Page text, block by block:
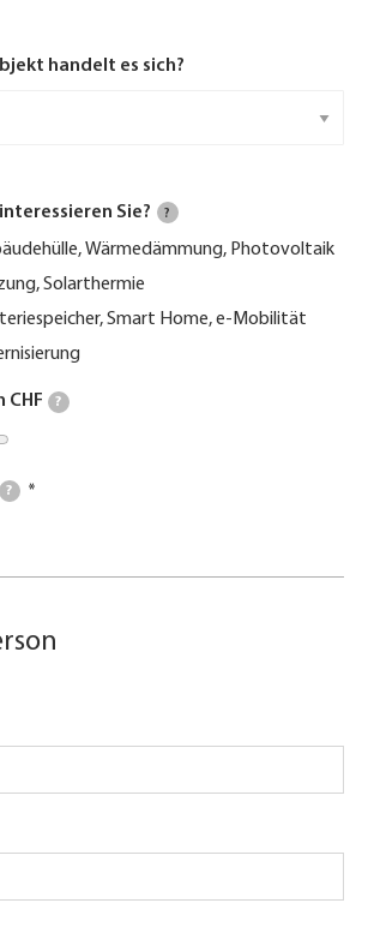
handelt es sich?
Sie? ?
Wärmedämmung, Photovoltaik
Solarthermie
Smart Home, e-Mobilität
CHF ?
?